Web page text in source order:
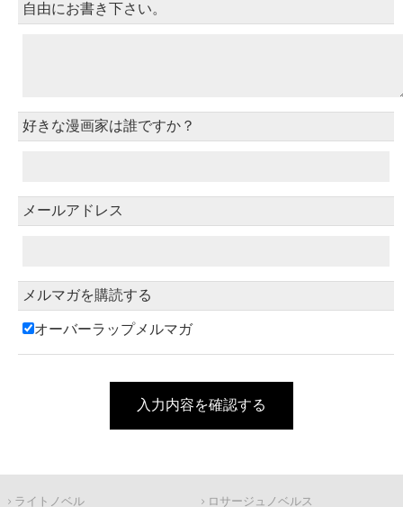
自由にお書き下さい。
好きな漫画家は誰ですか？
メールアドレス
メルマガを購読する
オーバーラップメルマガ
入力内容を確認する
ライトノベル ロサージュノベルス